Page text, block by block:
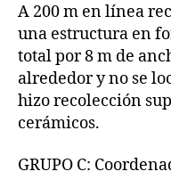
A 200 m en línea
una estructura en
total por 8 m de
alrededor y no se
hizo recolección
cerámicos.
GRUPO C: